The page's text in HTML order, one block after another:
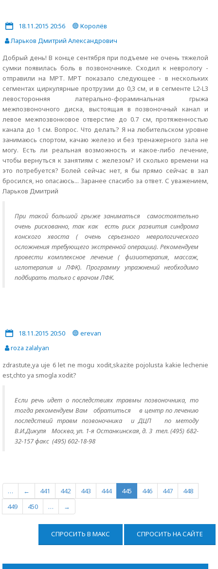
18.11.2015 20:56
Королёв
Ларьков Дмитрий Александрович
Добрый день! В конце сентября при подъеме не очень тяжелой
сумки появилась боль в позвоночнике. Сходил к неврологу -
отправили на МРТ. МРТ показало следующее - в нескольких
сегментах циркулярные протрузии до 0,3 см, и в сегменте L2-L3
левосторонняя латерально-фораминальная грыжа
межпозвоночного диска, выстоящая в позвоночный канал и
левое межпозвонковое отверстие до 0.7 см, протяженностью
канала до 1 см. Вопрос. Что делать? Я на любительском уровне
занимаюсь спортом, качаю железо и без тренажерного зала не
могу. Есть ли реальная возможность и какое-либо лечение,
чтобы вернуться к занятиям с железом? И сколько времени на
это потребуется? Болей сейчас нет, я бы прямо сейчас в зал
бросился, но опасаюсь... Заранее спасибо за ответ. С уважением,
Ларьков Дмитрий
При такой большой грыже заниматься самостоятельно
очень рискованно, так как есть риск развития синдрома
конского хвоста ( очень серьезного неврологического
осложнения требующего экстренной операции). Рекомендуем
провести комплексное лечение ( физиотерапия, массаж,
иглотерапия и ЛФК). Программу упражнений необходимо
подбирать только с врачом ЛФК.
18.11.2015 20:50
erevan
roza zalalyan
zdrastute,ya uje 6 let ne mogu xodit,skazite pojolusta kakie lechenie
est,chto ya smogla xodit?
Если речь идет о последствиях травмы позвоночника, то
тогда рекомендуем Вам обратиться
в центр по лечению
последствий травм позвоночника и ДЦП по методу
В.И.Дикуля Москва, ул. 1-я Останкинская, д. 3 тел. (495) 682-
32-157 факс (495) 602-18-98
… ← 441 442 443 444 445 446 447
448
449
450 … →
СПРОСИТЬ В МАКС СПРОСИТЬ НА САЙТЕ